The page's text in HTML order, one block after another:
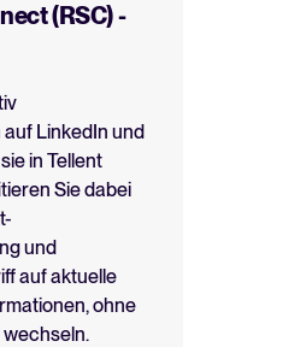
(RSC) -
LinkedIn und
in Tellent
Sie dabei
und
auf aktuelle
ohne
wechseln.